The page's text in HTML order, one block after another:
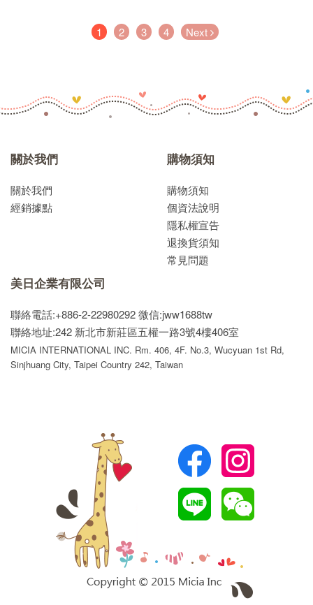
1 (current)
2 3 4 Next
關於我們
關於我們
經銷據點
購物須知
購物須知
個資法說明
隱私權宣告
退換貨須知
常見問題
美日企業有限公司
聯絡電話:+886-2-22980292微信:jww1688tw
聯絡地址:242 新北市新莊區五權一路3號4樓406室
MICIA INTERNATIONAL INC. Rm. 406, 4F. No.3, Wucyuan 1st Rd,
Sinjhuang City, Taipei Country 242, Taiwan